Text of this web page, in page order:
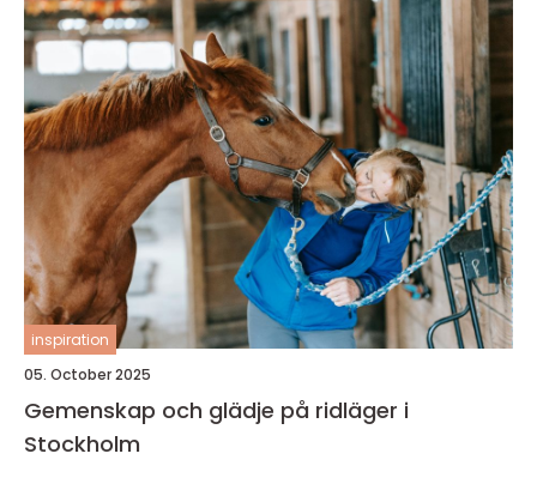
inspiration
05. October 2025
Gemenskap och glädje på ridläger i
Stockholm